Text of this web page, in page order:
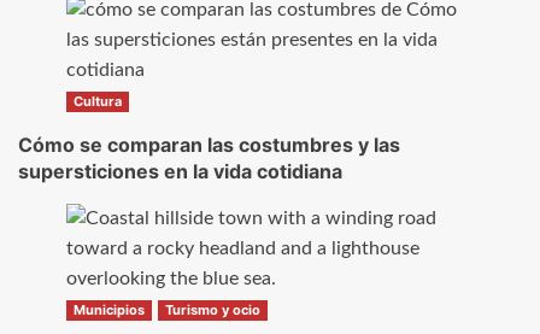
Cultura
Cómo se comparan las costumbres y las
supersticiones en la vida cotidiana
Municipios Turismo y ocio